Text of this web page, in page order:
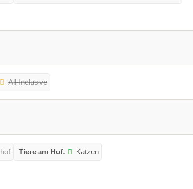
All-Inclusive
Tiere am Hof: Katzen